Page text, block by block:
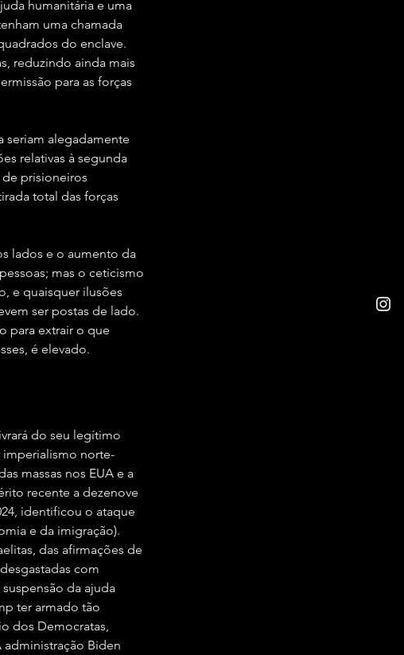
humanitária e uma
uma chamada
do enclave.
reduzindo ainda mais
para as forças
seriam alegadamente
relativas à segunda
prisioneiros
total das forças
lados e o aumento da
mas o ceticismo
e quaisquer ilusões
ser postas de lado.
para extrair o que
é elevado.
do seu legítimo
norte-
massas nos EUA e a
recente a dezenove
identificou o ataque
e da imigração).
das afirmações de
com
da ajuda
ter armado tão
dos Democratas,
Biden